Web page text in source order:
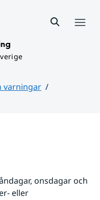
varningar
onsdagar och
eller